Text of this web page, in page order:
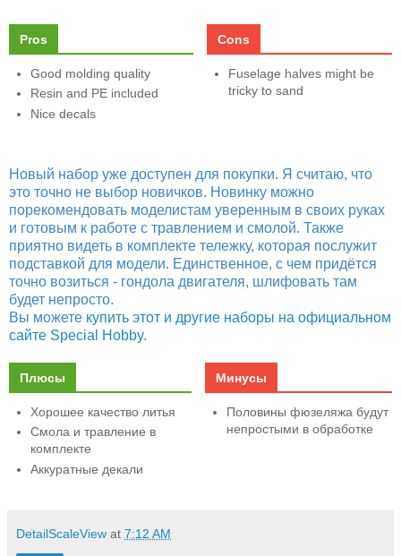
Pros
Good molding quality
Resin and PE included
Nice decals
Cons
Fuselage halves might be
tricky to sand
Новый набор уже доступен для покупки. Я считаю, что
это точно не выбор новичков. Новинку можно
порекомендовать моделистам уверенным в своих руках
и готовым к работе с травлением и смолой. Также
приятно видеть в комплекте тележку, которая послужит
подставкой для модели. Единственное, с чем придётся
точно возиться - гондола двигателя, шлифовать там
будет непросто.
Вы можете купить этот и другие наборы на официальном
сайте Special Hobby.
Плюсы
Хорошее качество литья
Смола и травление в
комплекте
Аккуратные декали
Минусы
Половины фюзеляжа будут
непростыми в обработке
DetailScaleView at 7:12 AM